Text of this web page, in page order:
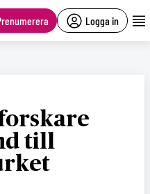
Logga in
till